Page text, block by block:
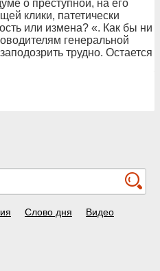
о преступной, на его
клики, патетически
или измена? «. Как бы ни
генеральной
трудно. Остается
Слово дня Видео